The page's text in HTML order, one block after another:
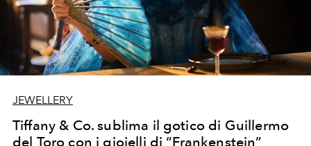
JEWELLERY
Tiffany & Co. sublima il gotico di Guillermo
del Toro con i gioielli di “Frankenstein”